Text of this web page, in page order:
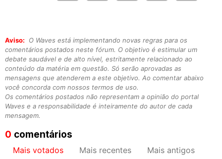
Aviso:
O Waves está implementando novas regras para os
comentários postados neste fórum. O objetivo é estimular um
debate saudável e de alto nível, estritamente relacionado ao
conteúdo da matéria em questão. Só serão aprovadas as
mensagens que atenderem a este objetivo. Ao comentar abaixo
você concorda com nossos termos de uso.
Os comentários postados não representam a opinião do portal
Waves e a responsabilidade é inteiramente do autor de cada
mensagem.
0 comentários
Mais votados Mais recentes Mais antigos